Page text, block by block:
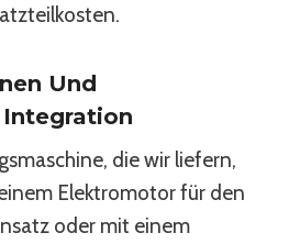
Und
die wir liefern,
Elektromotor für den
oder mit einem